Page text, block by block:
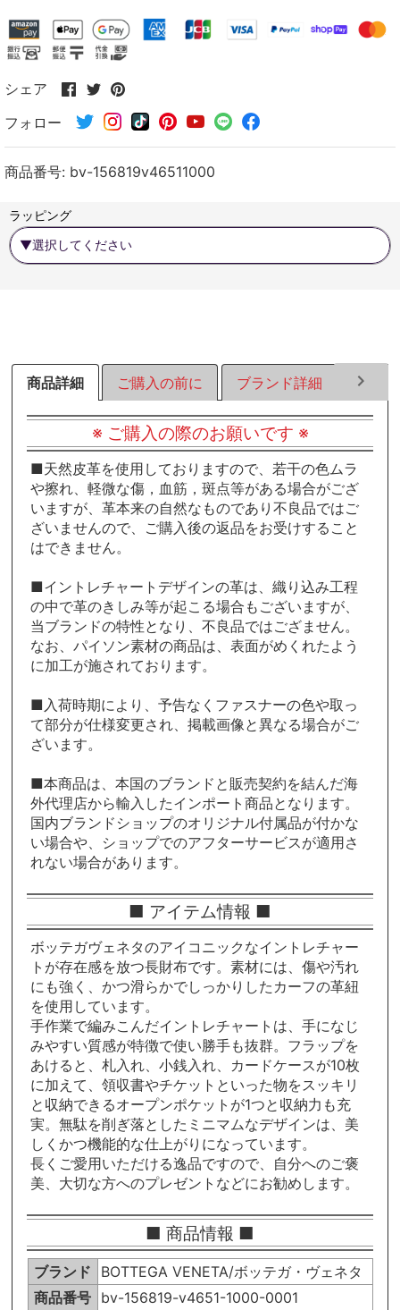
シェア
Facebook
シ
ェ
ア
Twitter
シ
ェ
ア
Pinterest
シ
ェ
ア
フォロー
商品番号: bv-156819v46511000
ラッピング
商品詳細 ご購入の前に ブランド詳細 ラッ
※ ご購入の際のお願いです ※
■天然皮革を使用しておりますので、若干の色ムラ
や擦れ、軽微な傷，血筋，斑点等がある場合がござ
いますが、革本来の自然なものであり不良品ではご
ざいませんので、ご購入後の返品をお受けすること
はできません。
■イントレチャートデザインの革は、織り込み工程
の中で革のきしみ等が起こる場合もございますが、
当ブランドの特性となり、不良品ではござません。
なお、パイソン素材の商品は、表面がめくれたよう
に加工が施されております。
■入荷時期により、予告なくファスナーの色や取っ
て部分が仕様変更され、掲載画像と異なる場合がご
ざいます。
■本商品は、本国のブランドと販売契約を結んだ海
外代理店から輸入したインポート商品となります。
国内ブランドショップのオリジナル付属品が付かな
い場合や、ショップでのアフターサービスが適用さ
れない場合があります。
■ アイテム情報 ■
ボッテガヴェネタのアイコニックなイントレチャー
トが存在感を放つ長財布です。素材には、傷や汚れ
にも強く、かつ滑らかでしっかりしたカーフの革紐
を使用しています。
手作業で編みこんだイントレチャートは、手になじ
みやすい質感が特徴で使い勝手も抜群。フラップを
あけると、札入れ、小銭入れ、カードケースが10枚
に加えて、領収書やチケットといった物をスッキリ
と収納できるオープンポケットが1つと収納力も充
実。無駄を削ぎ落としたミニマムなデザインは、美
しくかつ機能的な仕上がりになっています。
長くご愛用いただける逸品ですので、自分へのご褒
美、大切な方へのプレゼントなどにお勧めします。
■ 商品情報 ■
ブランド
BOTTEGA VENETA/ボッテガ・ヴェネタ
商品番号 bv-156819-v4651-1000-0001